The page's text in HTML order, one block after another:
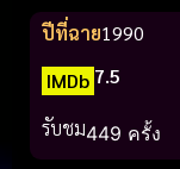
ปีที่ฉาย1990
IMDb 7.5
รับชม449 ครั้ง